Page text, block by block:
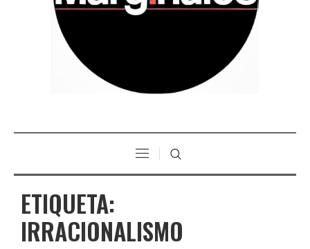
ETIQUETA:
IRRACIONALISMO